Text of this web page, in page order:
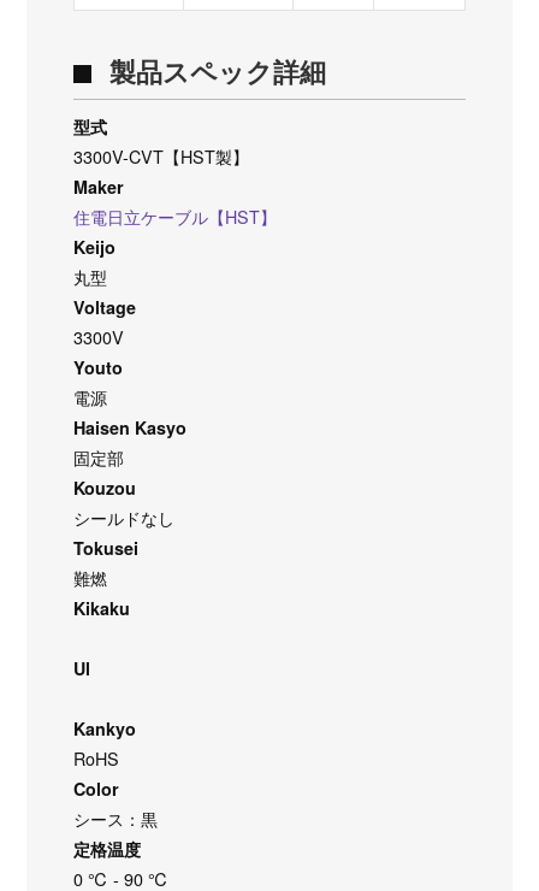
製品スペック詳細
型式
3300V-CVT【HST製】
Maker
住電日立ケーブル【HST】
Keijo
丸型
Voltage
3300V
Youto
電源
Haisen Kasyo
固定部
Kouzou
シールドなし
Tokusei
難燃
Kikaku
Ul
Kankyo
RoHS
Color
シース：黒
定格温度
0 ℃ - 90 ℃